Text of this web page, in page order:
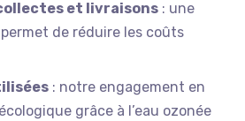
et livraisons : une
de réduire les coûts
: notre engagement en
grâce à l’eau ozonée